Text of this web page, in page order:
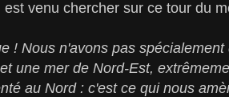
venu chercher sur ce tour du
! Nous n'avons pas
une mer de Nord-Est,
au Nord : c'est ce qui nous